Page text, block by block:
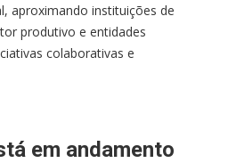
aproximando instituições de
produtivo e entidades
colaborativas e
em andamento